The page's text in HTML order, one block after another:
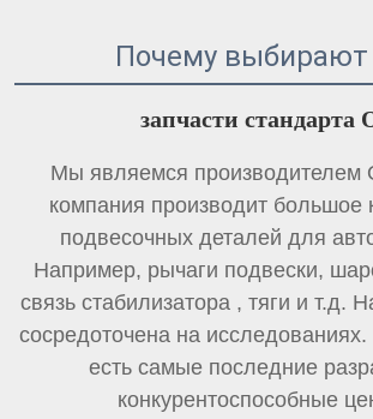
Почему выбирают
запчасти стандарта
Мы являемся производителем
компания производит большое
подвесочных деталей для
связь стабилизатора , тяги и т.д.
сосредоточена на
есть самые последние
конкурентоспособные